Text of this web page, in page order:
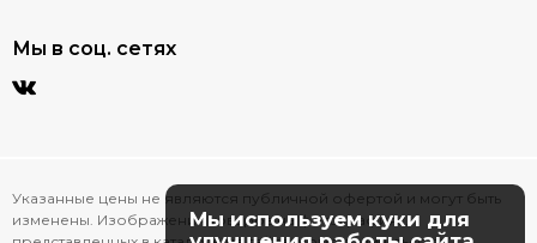
Мы в соц. сетях
Указанные цены не являются публичной офертой и могут быть
изменены. Изображения товаров на фотографиях,
Мы используем куки для